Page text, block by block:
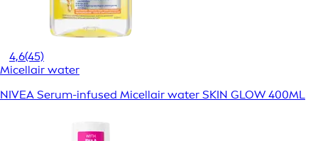
4,6(45)
Micellair water
NIVEA Serum-infused Micellair water SKIN GLOW 400ML